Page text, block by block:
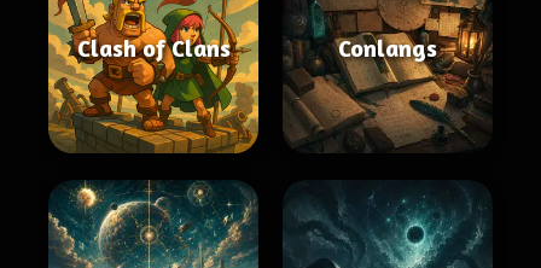
Clash of Clans Conlangs